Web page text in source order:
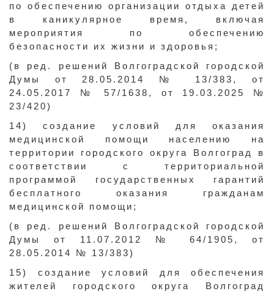
по обеспечению организации отдыха детей
в каникулярное время, включая
мероприятия по обеспечению
безопасности их жизни и здоровья;
(в ред. решений Волгоградской городской
Думы от 28.05.2014 № 13/383, от
24.05.2017 № 57/1638, от 19.03.2025 №
23/420)
14) создание условий для оказания
медицинской помощи населению на
территории городского округа Волгоград в
соответствии с территориальной
программой государственных гарантий
бесплатного оказания гражданам
медицинской помощи;
(в ред. решений Волгоградской городской
Думы от 11.07.2012 № 64/1905, от
28.05.2014 № 13/383)
15) создание условий для обеспечения
жителей городского округа Волгоград